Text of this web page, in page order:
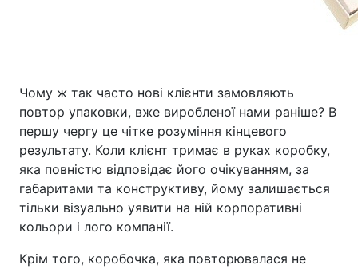
Чому ж так часто нові клієнти замовляють
повтор упаковки, вже виробленої нами раніше? В
першу чергу це чітке розуміння кінцевого
результату. Коли клієнт тримає в руках коробку,
яка повністю відповідає його очікуванням, за
габаритами та конструктиву, йому залишається
тільки візуально уявити на ній корпоративні
кольори і лого компанії.
Крім того, коробочка, яка повторювалася не